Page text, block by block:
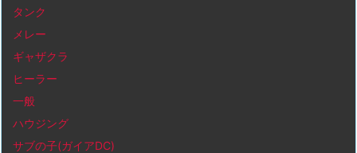
タンク
メレー
ギャザクラ
ヒーラー
一般
ハウジング
サブの子(ガイアDC)